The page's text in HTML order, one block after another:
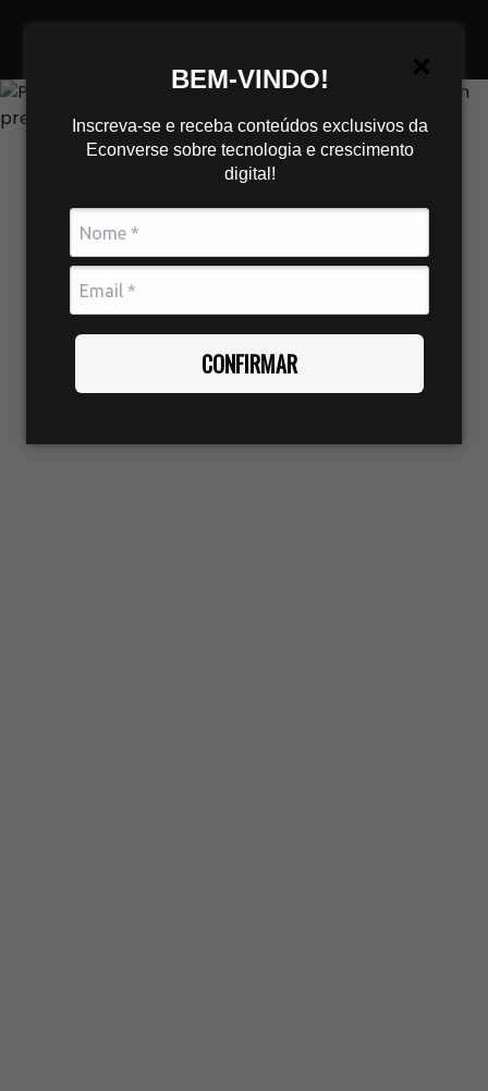
BEM-VINDO!
Inscreva-se e receba conteúdos exclusivos da
Econverse sobre tecnologia e crescimento
digital!
CONFIRMAR